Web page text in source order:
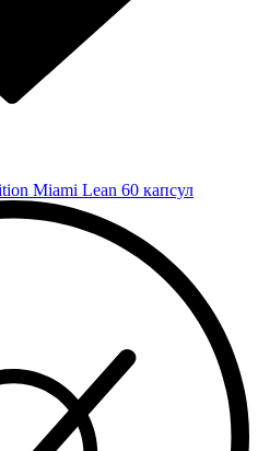
Miami Lean 60 капсул